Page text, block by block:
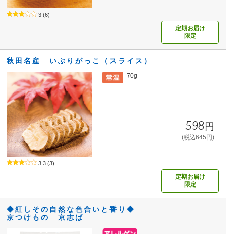
3 (6)
定期お届け
限定
秋田名産 いぶりがっこ（スライス）
70g
598円
(税込645円)
3.3 (3)
定期お届け
限定
◆紅しその自然な色合いと香り◆
京つけもの 京志ば